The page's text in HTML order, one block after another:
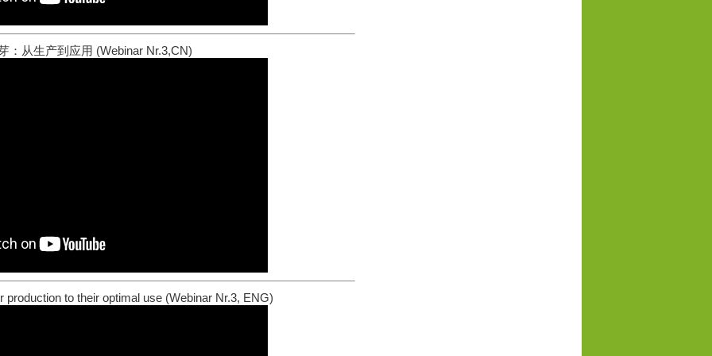
：从生产到应用 (Webinar Nr.3,CN)
production to their optimal use (Webinar Nr.3, ENG)